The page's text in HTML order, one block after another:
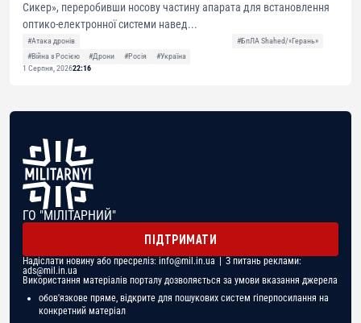
Сикер», переробивши носову частину апарата для встановлення
оптико-електронної системи навед...
#Атака дронів
#БпЛА Shahed/«Герань»
#Війна з Росією
#Дрони #Росія
#Україна
1 Серпня, 202622:16
ГО "МІЛІТАРНИЙ"
ПІДТРИМАТИ
Надіслати новину або пресреліз: info@mil.in.ua | З питань реклами:
ads@mil.in.ua
Використання матеріалів порталу дозволяється за умови вказання джерела
обов'язкове пряме, відкрите для пошукових систем гіперпосилання на
конкретний матеріал